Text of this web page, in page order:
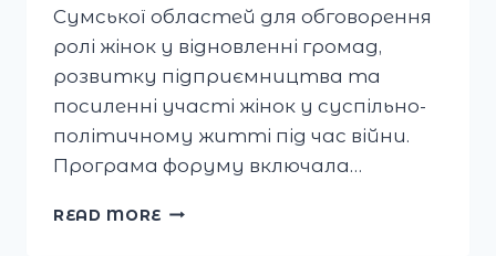
Сумської областей для обговорення
ролі жінок у відновленні громад,
розвитку підприємництва та
посиленні участі жінок у суспільно-
політичному житті під час війни.
Програма форуму включала…
READ MORE ГО